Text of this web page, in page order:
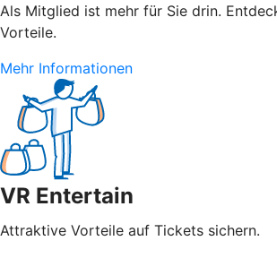
Als Mitglied ist mehr für Sie drin.
Vorteile.
Mehr Informationen
VR Entertain
Attraktive Vorteile auf Tickets sichern.